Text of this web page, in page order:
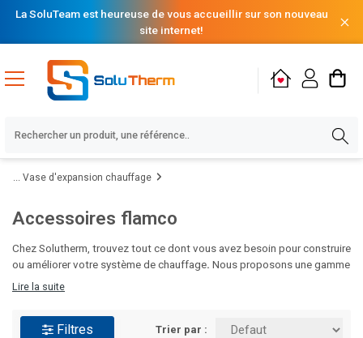
La SoluTeam est heureuse de vous accueillir sur son nouveau
site internet!
Vase d'expansion chauffage
Accessoires flamco
Chez Solutherm, trouvez tout ce dont vous avez besoin pour construire
ou améliorer votre système de chauffage. Nous proposons une gamme
complète de produits pour répondre à tous vos besoins : brûleurs,
et bien plus encore. Que vous soyez professionnel ou particulier, nos
Lire la suite
Filtres Trier par :